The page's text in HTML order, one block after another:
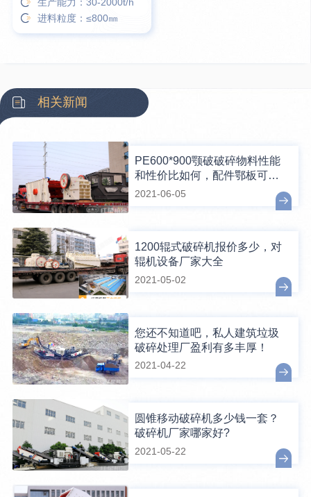
进料粒度：≤800㎜
相关新闻
PE600*900颚破破碎物料性能
和性价比如何，配件鄂板可换
吗？
2021-06-05
1200辊式破碎机报价多少，对
辊机设备厂家大全
2021-05-02
您还不知道吧，私人建筑垃圾
破碎处理厂盈利有多丰厚！
2021-04-22
圆锥移动破碎机多少钱一套？
破碎机厂家哪家好?
2021-05-22